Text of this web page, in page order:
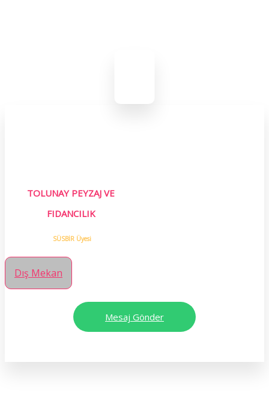
TOLUNAY PEYZAJ VE
FIDANCILIK
SÜSBİR Üyesi
Dış Mekan
Mesaj Gönder